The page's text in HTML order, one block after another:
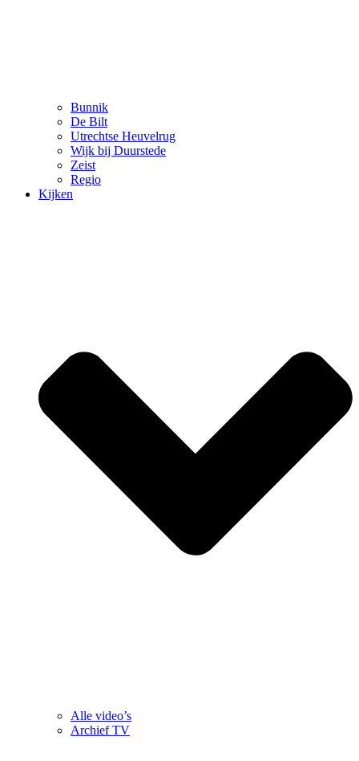
Bunnik
De Bilt
Utrechtse Heuvelrug
Wijk bij Duurstede
Zeist
Regio
Kijken
Alle video’s
Archief TV